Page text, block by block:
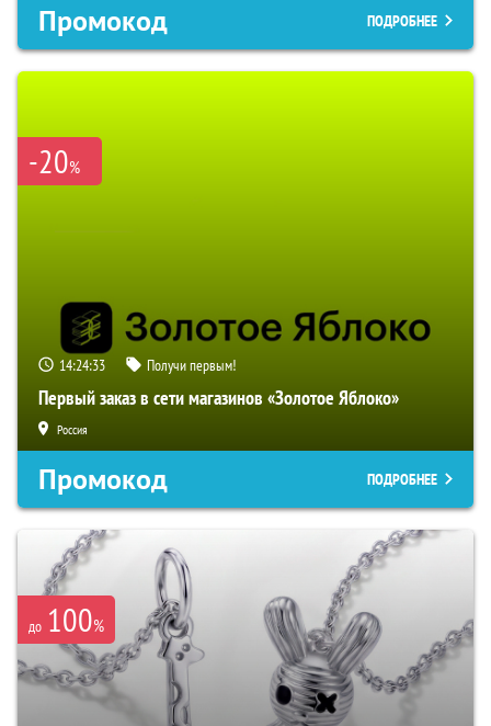
Промокод ПОДРОБНЕЕ
-20%
14:24:32 Получи первым!
Первый заказ в сети магазинов «Золотое Яблоко»
Россия
Промокод ПОДРОБНЕЕ
до 100%